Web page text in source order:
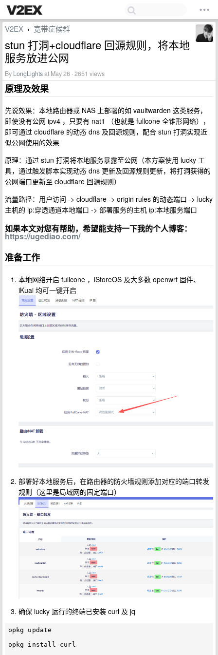
V2EX › 宽带症候群
stun 打洞+cloudflare 回源规则，将本地
服务放进公网
By LongLightsat May 26 · 2651 views
原理及效果
先说效果：本地路由器或 NAS 上部署的如 vaultwarden 这类服务，
即使没有公网 ipv4 ，只要有 nat1 （也就是 fullcone 全锥形网络），
即可通过 cloudflare 的动态 dns 及回源规则，配合 stun 打洞实现近
似公网使用的效果
原理：通过 stun 打洞将本地服务暴露至公网（本方案使用 lucky 工
具，通过触发脚本实现动态 dns 更新及回源规则更新，将打洞获得的
公网端口更新至 cloudflare 回源规则）
流量路径：用户访问 -> cloudflare -> origin rules 的动态端口 -> lucky
主机的 ip:穿透通道本地端口 -> 部署服务的主机 ip:本地服务端口
如果本文对您有帮助，希望能支持一下我的个人博客：
https://ugediao.com/
准备工作
本地网络开启 fullcone ，iStoreOS 及大多数 openwrt 固件、
iKuai 均可一键开启
部署好本地服务后，在路由器的防火墙规则添加对应的端口转发
规则（这里是局域网的固定端口）
确保 lucky 运行的终端已安装 curl 及 jq
opkg update
opkg install curl